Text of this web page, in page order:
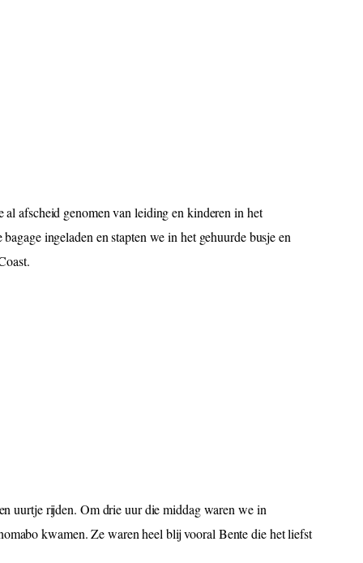
afscheid genomen van leiding en kinderen in het
ingeladen en stapten we in het gehuurde busje en
uurtje rijden. Om drie uur die middag waren we in
kwamen. Ze waren heel blij vooral Bente die het liefst